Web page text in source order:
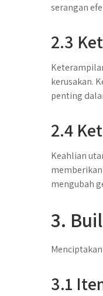
serangan
2.3
kerusakan.
penting
2.4
Keahlian
mengubah
3.
3.1